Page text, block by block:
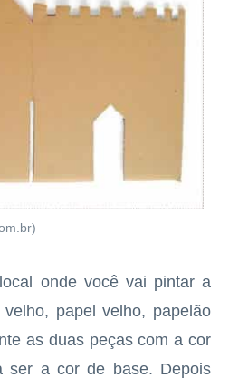
onde você vai pintar a
papel velho, papelão
as duas peças com a cor
ser a cor de base. Depois